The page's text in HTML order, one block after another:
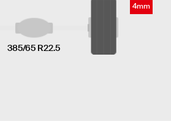
385/65 R22.5
4mm